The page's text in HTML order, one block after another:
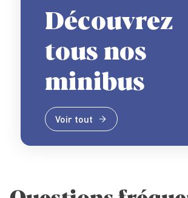
Découvrez
tous nos
minibus
Voir tout